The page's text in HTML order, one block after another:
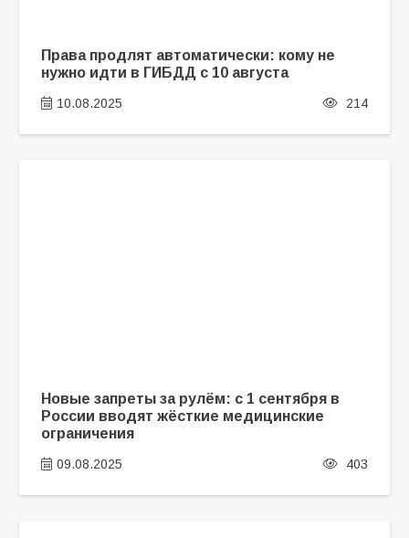
Права продлят автоматически: кому не
нужно идти в ГИБДД с 10 августа
10.08.2025 214
Новые запреты за рулём: с 1 сентября в
России вводят жёсткие медицинские
ограничения
09.08.2025 403